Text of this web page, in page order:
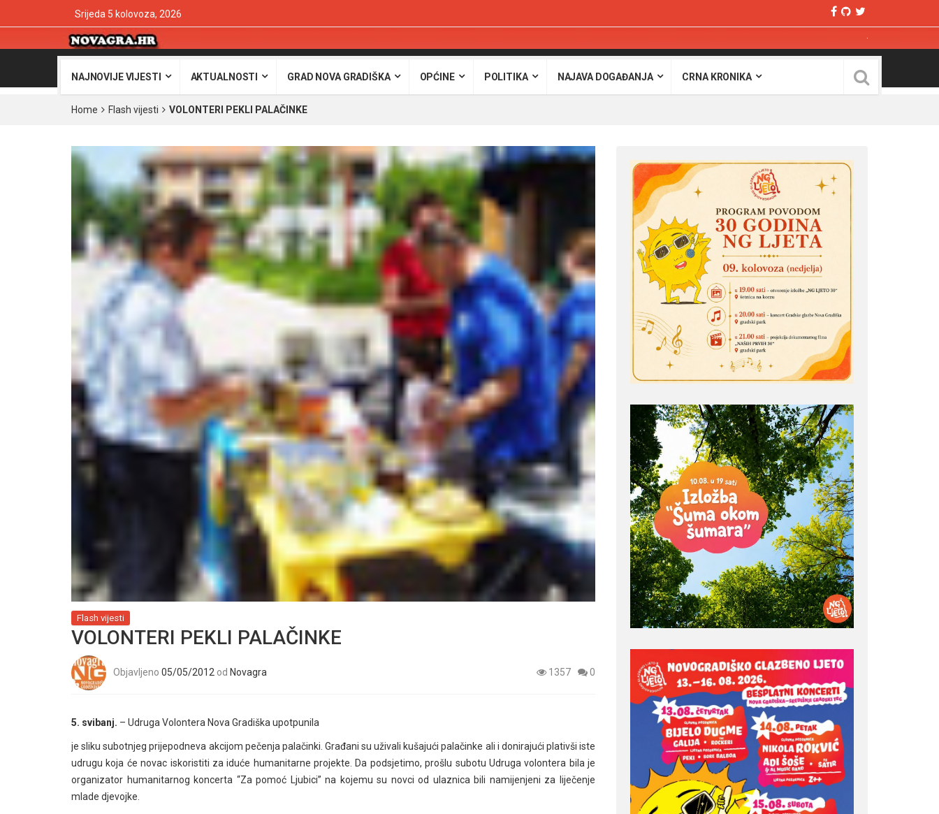
Srijeda 5 kolovoza, 2026
NAJNOVIJE VIJESTI AKTUALNOSTI GRAD NOVA GRADIŠKA OPĆINE POLITIKA NAJAVA DOGAĐANJA CRNA KRONIKA
Home Flash vijesti VOLONTERI PEKLI PALAČINKE
Flash vijesti
VOLONTERI PEKLI PALAČINKE
Objavljeno 05/05/2012 od Novagra 1357 0
5. svibanj. – Udruga Volontera Nova Gradiška upotpunila
je sliku subotnjeg prijepodneva akcijom pečenja palačinki. Građani su uživali kušajući palačinke ali i donirajući plativši iste
udrugu koja će novac iskoristiti za iduće humanitarne projekte. Da podsjetimo, prošlu subotu Udruga volontera bila je
organizator humanitarnog koncerta “Za pomoć Ljubici” na kojemu su novci od ulaznica bili namijenjeni za liječenje
mlade djevojke.